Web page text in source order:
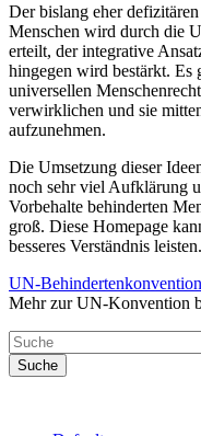
Der bislang eher
Menschen wird durch die
erteilt, der integrative
hingegen wird bestärkt. Es
universellen
verwirklichen und sie
aufzunehmen.
Die Umsetzung dieser
noch sehr viel Aufklärung
Vorbehalte behinderten
groß. Diese Homepage
besseres Verständnis leisten.
UN-
Mehr zur UN-Konvention
Suche
Suche